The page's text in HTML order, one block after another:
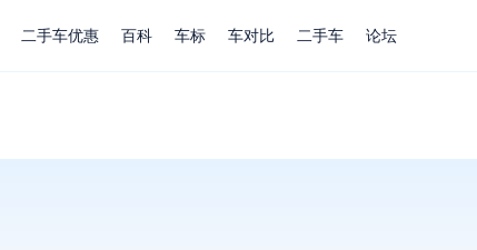
二手车优惠 百科 车标 车对比 二手车 论坛